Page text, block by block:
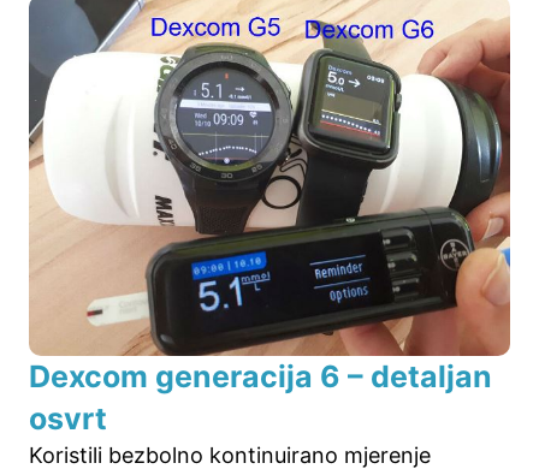
Dexcom generacija 6 – detaljan
osvrt
Koristili bezbolno kontinuirano mjerenje